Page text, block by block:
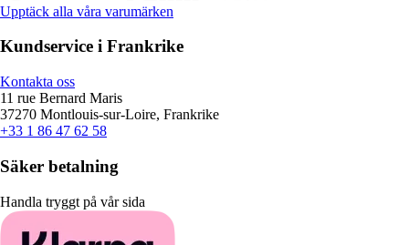
Upptäck alla våra varumärken
Kundservice i Frankrike
Kontakta oss
11 rue Bernard Maris
37270 Montlouis-sur-Loire, Frankrike
+33 1 86 47 62 58
Säker betalning
Handla tryggt på vår sida